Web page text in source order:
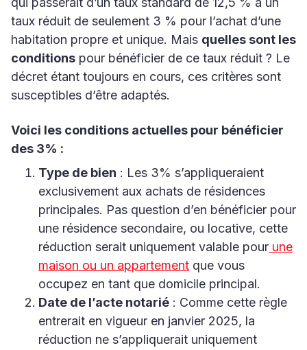
taux réduit de seulement 3 % pour l’achat d’une
habitation propre et unique. Mais quelles sont les
conditions pour bénéficier de ce taux réduit ? Le
décret étant toujours en cours, ces critères sont
susceptibles d’être adaptés.
Voici les conditions actuelles pour bénéficier
des 3% :
Type de bien : Les 3% s’appliqueraient
exclusivement aux achats de résidences
principales. Pas question d’en bénéficier pour
une résidence secondaire, ou locative, cette
réduction serait uniquement valable pour une
maison ou un appartement que vous
occupez en tant que domicile principal.
Date de l’acte notarié : Comme cette règle
entrerait en vigueur en janvier 2025, la
réduction ne s’appliquerait uniquement